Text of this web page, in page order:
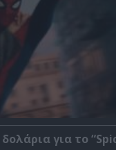
για το